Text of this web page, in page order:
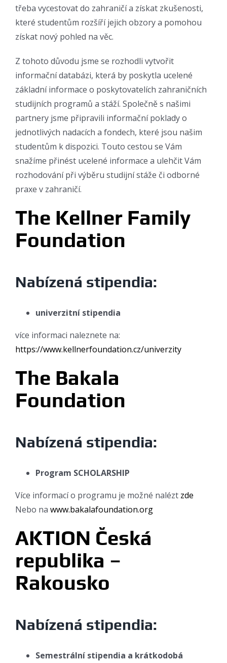
třeba vycestovat do zahraničí a získat zkušenosti,
které studentům rozšíří jejich obzory a pomohou
získat nový pohled na věc.
Z tohoto důvodu jsme se rozhodli vytvořit
informační databázi, která by poskytla ucelené
základní informace o poskytovatelích zahraničních
studijních programů a stáží. Společně s našimi
partnery jsme připravili informační poklady o
jednotlivých nadacích a fondech, které jsou našim
studentům k dispozici. Touto cestou se Vám
snažíme přinést ucelené informace a ulehčit Vám
rozhodování při výběru studijní stáže či odborné
praxe v zahraničí.
The Kellner Family
Foundation
Nabízená stipendia:
univerzitní stipendia
více informaci naleznete na:
https://www.kellnerfoundation.cz/univerzity
The Bakala
Foundation
Nabízená stipendia:
Program SCHOLARSHIP
Více informací o programu je možné nalézt zde
Nebo na www.bakalafoundation.org
AKTION Česká
republika –
Rakousko
Nabízená stipendia:
Semestrální stipendia a krátkodobá